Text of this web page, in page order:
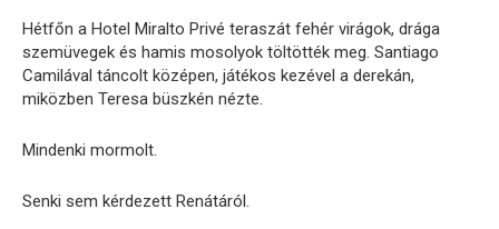
Hétfőn a Hotel Miralto Privé teraszát fehér virágok, drága
szemüvegek és hamis mosolyok töltötték meg. Santiago
Camilával táncolt középen, játékos kezével a derekán,
miközben Teresa büszkén nézte.
Mindenki mormolt.
Senki sem kérdezett Renátáról.